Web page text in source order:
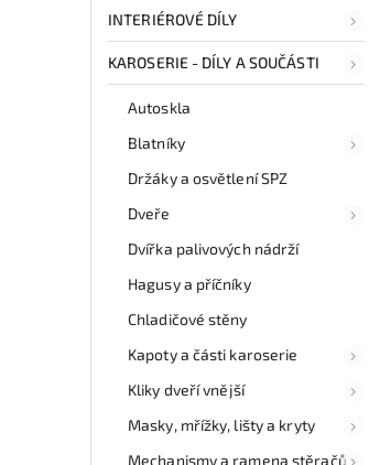
INTERIÉROVÉ DÍLY
KAROSERIE - DÍLY A SOUČÁSTI
Autoskla
Blatníky
Držáky a osvětlení SPZ
Dveře
Dvířka palivových nádrží
Hagusy a příčníky
Chladičové stěny
Kapoty a části karoserie
Kliky dveří vnější
Masky, mřížky, lišty a kryty
Mechanismy a ramena stěračů